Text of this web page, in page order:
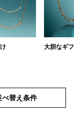
大胆なギ
べ替え条件